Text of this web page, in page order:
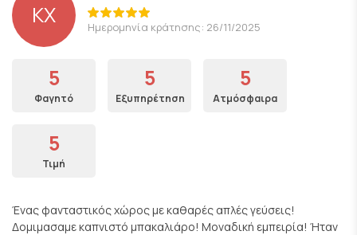
KX Ημερομηνία κράτησης: 26/11/2025
5
Φαγητό
5
Εξυπηρέτηση
5
Ατμόσφαιρα
5
Τιμή
Ένας φανταστικός χώρος με καθαρές απλές γεύσεις!
Δομιμασαμε καπνιστό μπακαλιάρο! Μοναδική εμπειρία! Ήταν